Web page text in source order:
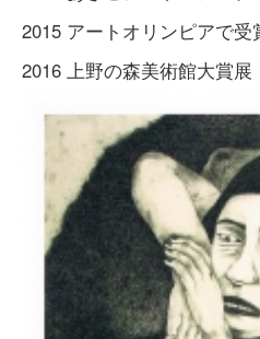
2015 アートオリンピアで
2016 上野の森美術館大賞展